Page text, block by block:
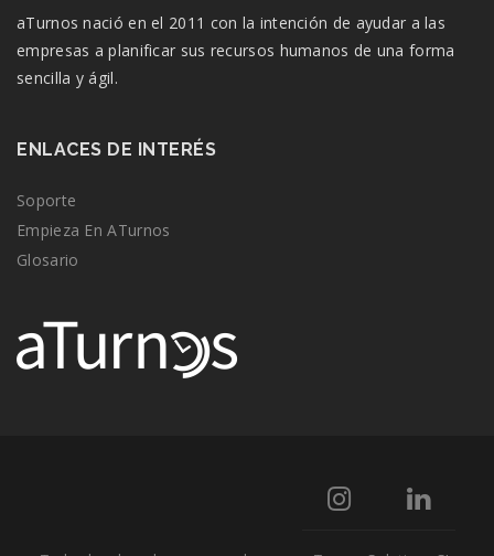
aTurnos nació en el 2011 con la intención de ayudar a las
empresas a planificar sus recursos humanos de una forma
sencilla y ágil.
ENLACES DE INTERÉS
Soporte
Empieza En ATurnos
Glosario